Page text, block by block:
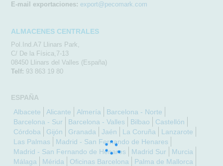
E-mail exportaciones: export@pecomark.com
ALMACENES CENTRALES
Pol.Ind.A7 Llinars Park,
C/ De la Física,7-13
08450 Llinars del Valles (España)
Telf: 93 863 19 80
ESPAÑA
Albacete
Alicante Almería
Barcelona - Norte
Barcelona - Sur
Barcelona - Valles Bilbao
Castellón
Córdoba
Gijón Granada Jaén La Coruña
Lanzarote
Las Palmas
Madrid - San Fernando de Henares
Madrid - San Fernando de Henares
Madrid Sur
Murcia
Málaga
Mérida Oficinas Barcelona
Palma de Mallorca